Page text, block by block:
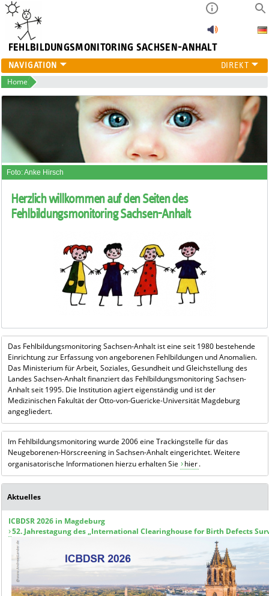
FEHLBILDUNGSMONITORING SACHSEN-ANHALT
FEHLBILDUNGSMONITORING
HÖRSCREENING
PUBLIKATIONEN
Home
Foto: Anke Hirsch
Herzlich willkommen auf den Seiten des
Fehlbildungsmonitoring Sachsen-Anhalt
Das Fehlbildungsmonitoring Sachsen-Anhalt ist eine seit 1980 bestehende
Einrichtung zur Erfassung von angeborenen Fehlbildungen und Anomalien.
Das Ministerium für Arbeit, Soziales, Gesundheit und Gleichstellung des
Landes Sachsen-Anhalt finanziert das Fehlbildungsmonitoring Sachsen-
Anhalt seit 1995. Die Institution agiert eigenständig und ist der
Medizinischen Fakultät der Otto-von-Guericke-Universität Magdeburg
angegliedert.
Im Fehlbildungsmonitoring wurde 2006 eine Trackingstelle für das
Neugeborenen-Hörscreening in Sachsen-Anhalt eingerichtet. Weitere
organisatorische Informationen hierzu erhalten Sie
hier .
Aktuelles
ICBDSR 2026 in Magdeburg
52. Jahrestagung des „International Clearinghouse for Birth Defects